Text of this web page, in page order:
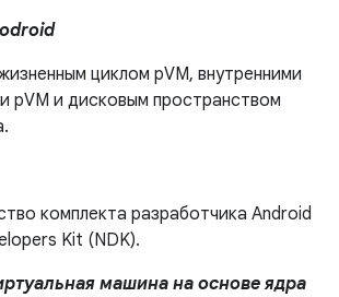
циклом pVM, внутренними
pVM и дисковым пространством
комплекта разработчика Android
Kit (NDK).
машина на основе ядра